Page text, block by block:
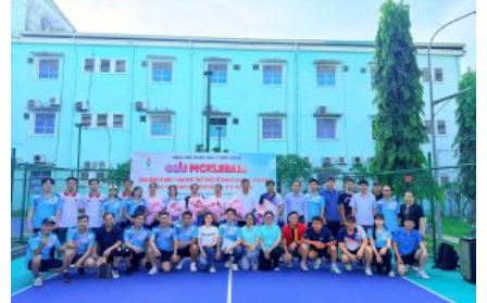
Bệnh viện Quân Dân Y Miền Đông tổ chức cập nhật kiến thức về bệnh
Tay Chân Miệng
08/04/2026